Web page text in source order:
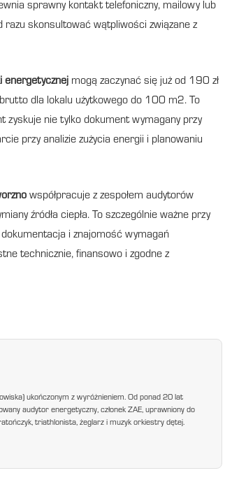
sprawny kontakt telefoniczny, mailowy lub
razu skonsultować wątpliwości związane z
energetycznej mogą zaczynać się już od 190 zł
dla lokalu użytkowego do 100 m2. To
zyskuje nie tylko dokument wymagany przy
przy analizie zużycia energii i planowaniu
współpracuje z zespołem audytorów
źródła ciepła. To szczególnie ważne przy
i znajomość wymagań
technicznie, finansowo i zgodne z
ukończonym z wyróżnieniem. Od ponad 20 lat
audytor energetyczny, członek ZAE, uprawniony do
triathlonista, żeglarz i muzyk orkiestry dętej.